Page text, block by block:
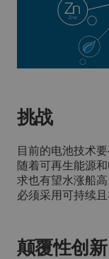
挑战
目前的电池技术
随着可再生能源
求也有望水涨船
必须采用可持续且
颠覆性创新